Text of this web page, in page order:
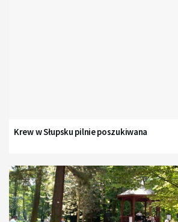
Krew w Słupsku pilnie poszukiwana